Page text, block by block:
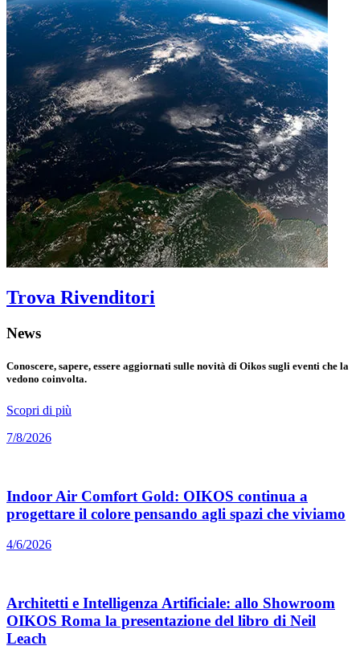
Trova Rivenditori
News
Conoscere, sapere, essere aggiornati sulle novità di Oikos sugli eventi che la
vedono coinvolta.
Scopri di più
7/8/2026
Indoor Air Comfort Gold: OIKOS continua a
progettare il colore pensando agli spazi che viviamo
4/6/2026
Architetti e Intelligenza Artificiale: allo Showroom
OIKOS Roma la presentazione del libro di Neil
Leach